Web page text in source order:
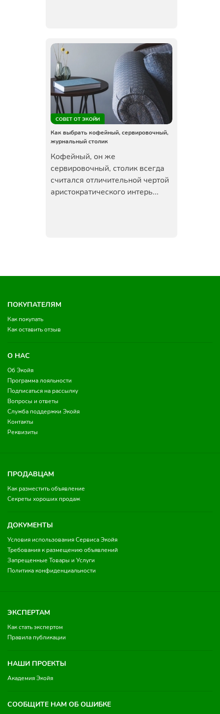
СОВЕТ ОТ ЭКОЙИ
Как выбрать кофейный, сервировочный,
журнальный столик
Кофейный, он же
сервировочный, столик всегда
считался отличительной чертой
аристократического интерь...
ПОКУПАТЕЛЯМ
Как покупать
Как оставить отзыв
О НАС
Об Экойя
Программа лояльности
Подписаться на рассылку
Вопросы и ответы
Служба поддержки Экойя
Контакты
Реквизиты
ПРОДАВЦАМ
Как разместить объявление
Секреты хороших продаж
ДОКУМЕНТЫ
Условия использования Сервиса Экойя
Требования к размещению объявлений
Запрещенные Товары и Услуги
Политика конфиденциальности
ЭКСПЕРТАМ
Как стать экспертом
Правила публикации
НАШИ ПРОЕКТЫ
Академия Экойя
СООБЩИТЕ НАМ ОБ ОШИБКЕ